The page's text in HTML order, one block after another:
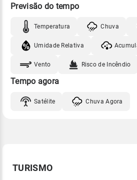
Previsão do tempo
Temperatura Chuva
Umidade Relativa
Vento Risco de Incêndio
Tempo agora
Satélite Chuva Agora
TURISMO